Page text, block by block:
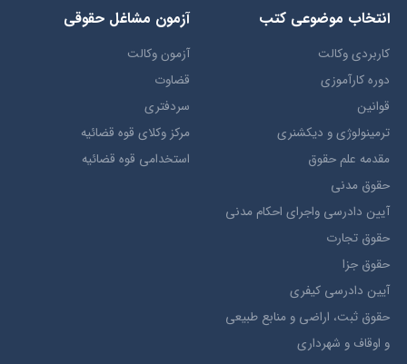
انتخاب​ موضوعي​ کتب
کاربردی وکالت
دوره کارآموزی
قوانین
ترمينولوژي و ديکشنري
مقدمه علم حقوق
حقوق مدني
آيين دادرسي ​واجراي ​احکام ​مدني
حقوق تجارت
حقوق جزا
آيین دادرسی کیفری
حقوق ثبت، اراضي و منابع طبيعي
و اوقاف و شهرداری
آزمون مشاغل حقوقی
آزمون وکالت
قضاوت
سردفتری
مرکز وکلای قوه قضائیه
استخدامی قوه قضائیه